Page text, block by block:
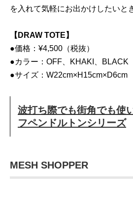
を入れて気軽にお出かけしたいと
【DRAW TOTE】
●価格：¥4,500（税抜）
●カラー：OFF、KHAKI、BLACK
●サイズ：W22cm×H15cm×D6cm
波打ち際でも街角でも使
フペンドルトンシリーズ
MESH SHOPPER